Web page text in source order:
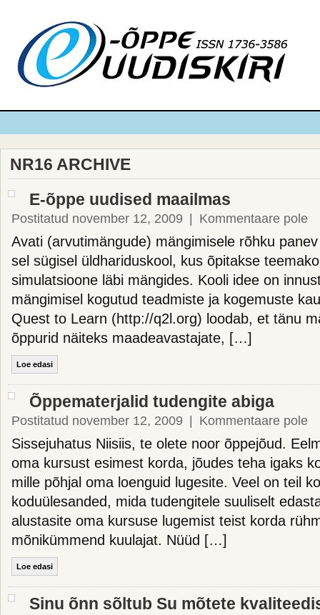
NR16 ARCHIVE
E-õppe uudised maailmas
Postitatud november 12, 2009 Kommentaare pole
Avati (arvutimängude) mängimisele rõhku
sel sügisel üldhariduskool, kus õpitakse
simulatsioone läbi mängides. Kooli idee on
mängimisel kogutud teadmiste ja kogemuste
Quest to Learn (http://q2l.org) loodab, et tänu
õppurid näiteks maadeavastajate, […]
Loe edasi
Õppematerjalid tudengite abiga
Postitatud november 12, 2009 Kommentaare pole
Sissejuhatus Niisiis, te olete noor õppejõud.
oma kursust esimest korda, jõudes teha igaks
mille põhjal oma loenguid lugesite. Veel on teil
koduülesanded, mida tudengitele suuliselt
alustasite oma kursuse lugemist teist korda
mõnikümmend kuulajat. Nüüd […]
Loe edasi
Sinu õnn sõltub Su mõtete